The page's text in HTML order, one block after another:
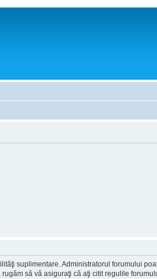
suplimentare. Administratorul forumului
să vă asiguraţi că aţi citit regulile